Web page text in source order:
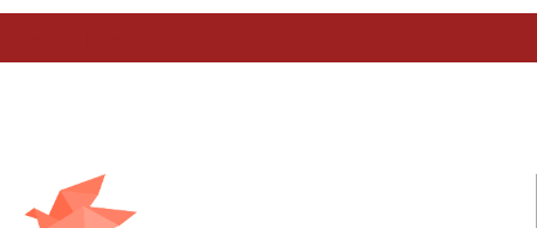
TESTE